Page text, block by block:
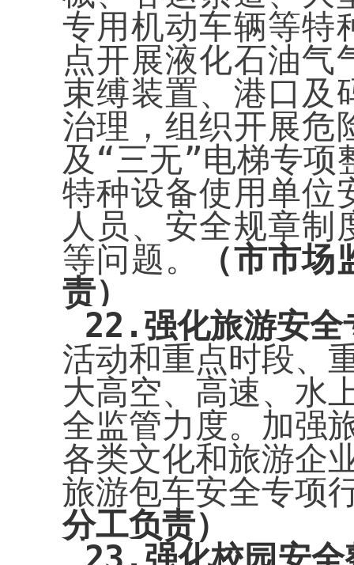
专用机动车辆等特
点开展液化石油气
束缚装置、港口及
治理，组织开展危
及“三无”电梯专项
特种设备使用单位
人员、安全规章制
等问题。
（市市
责）
22. 强化旅游安
活动和重点时段、
大高空、高速、水
全监管力度。加强
各类文化和旅游企
旅游包车安全专项
分工负责）